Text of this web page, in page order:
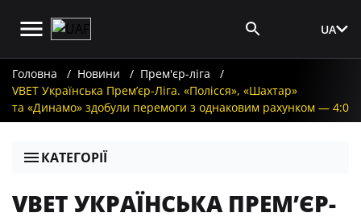
UA
Головна Новини
Прем'єр-ліга
VBET Українська Премʼєр-Ліга. «Полісся», «Шахтар»
та «Динамо» здобули перемоги з однаковим рахунком — 4:0
КАТЕГОРІЇ
VBET УКРАЇНСЬКА ПРЕМʼЄР-